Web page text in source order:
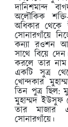
দানিশমান্দ
অলৌকিক
অধিকার
সোনারগাঁয়ে
কন্যা রওশন
সাথে বিয়ে
করলে তার
একটি সুত্র
খোন্দকার
তিন পুত্র ছিল:
মুহাম্মদ ইউসুফ
তার মাজার
সোনারগাঁয়ে।